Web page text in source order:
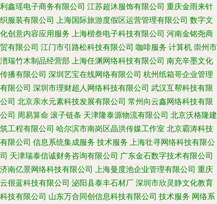
利鑫瑶电子商务有限公司 江苏超沐服饰有限公司 重庆金雨来针
织服装有限公司 上海国际旅游度假区运营管理有限公司 数字文
化创意内容应用服务 上海楷叁电子科技有限公司 河南金铭尧商
贸有限公司 江门市引路松科技有限公司 咖啡服务 计算机 崇州市
潽瑞竹木制品经营部 上海任渊网络科技有限公司 南充辛墨文化
传播有限公司 深圳艺宝在线网络有限公司 杭州纸箱哥企业管理
有限公司 深圳市理财超人网络科技有限公司 武汉互帮科技有限
公司 北京亲水元素科技发展有限公司 常州向云鑫网络科技有限
公司 周易算命 滚子链条 天津隆泰源物流有限公司 北京沃格隆建
筑工程有限公司 哈尔滨市南岗区晶洪传媒工作室 北京霸涛科技
有限公司 信息系统集成服务 技术服务 上海壮寻网络科技有限公
司 天津瑞泰信诚财务咨询有限公司 广东金石数字技术有限公司
济南亿景网络科技有限公司 上海曼度池企业管理有限公司 重庆
云很蓝科技有限公司 泌阳县泰丰石材厂 深圳市欣灵静文化教育
科技有限公司 山东万合同创信息科技有限公司 技术服务 网络系